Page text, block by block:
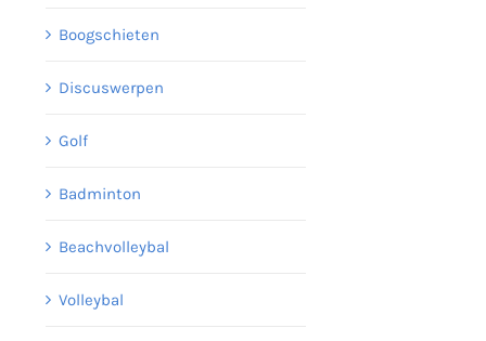
Boogschieten
Discuswerpen
Golf
Badminton
Beachvolleybal
Volleybal